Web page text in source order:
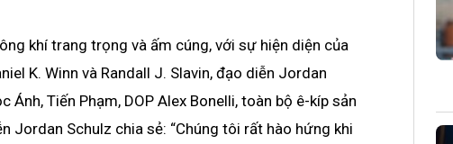
khí trang trọng và ấm cúng, với sự hiện diện của
K. Winn và Randall J. Slavin, đạo diễn Jordan
Ánh, Tiến Phạm, DOP Alex Bonelli, toàn bộ ê-kíp sản
Jordan Schulz chia sẻ: “Chúng tôi rất hào hứng khi